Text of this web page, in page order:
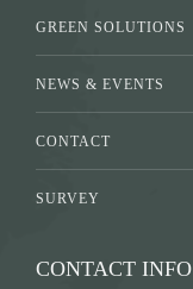
GREEN SOLUTIONS
NEWS & EVENTS
CONTACT
SURVEY
CONTACT INFO